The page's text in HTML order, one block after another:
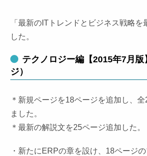
「最新のITトレンドとビジネス戦略を
した。
テクノロジー編【2015年7月版
ジ）
＊新規ページを18ページを追加し、
ました。
＊最新の解説文を25ページ追加した。
・新たにERPの章を設け、18ページ